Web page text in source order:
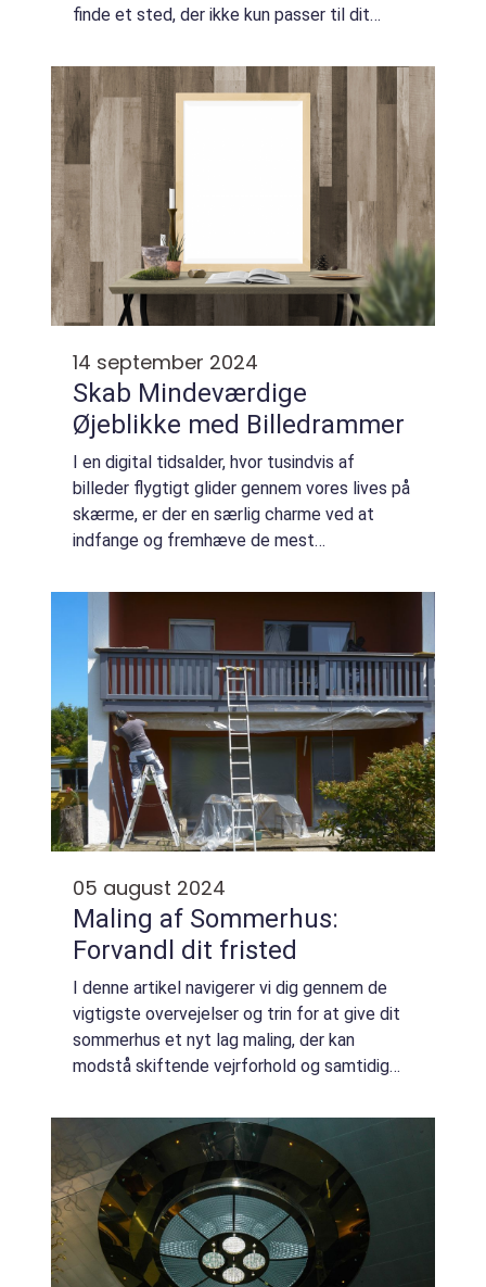
finde et sted, der ikke kun passer til dit
for dit fremtidige...
14 september 2024
Skab Mindeværdige
Øjeblikke med Billedrammer
I en digital tidsalder, hvor tusindvis af
billeder flygtigt glider gennem vores lives på
skærme, er der en særlig charme ved at
indfange og fremhæve de mest
Billedrammer fra printogrammer.dk e...
05 august 2024
Maling af Sommerhus:
Forvandl dit fristed
I denne artikel navigerer vi dig gennem de
vigtigste overvejelser og trin for at give dit
sommerhus et nyt lag maling, der kan
modstå skiftende vejrforhold og samtidig
Maling af sommerhus er for mange
synonymt ...